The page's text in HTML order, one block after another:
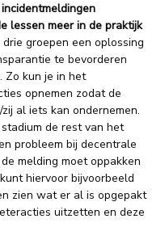
lessen meer in de praktijk
groepen een oplossing
te bevorderen
Zo kun je in het
opnemen zodat de
al iets kan ondernemen.
de rest van het
probleem bij decentrale
melding moet oppakken
hiervoor bijvoorbeeld
zien wat er al is opgepakt
uitzetten en deze